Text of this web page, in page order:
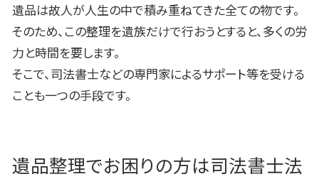
遺品は故人が人生の中で積み重ねてきた全ての物です。
そのため、この整理を遺族だけで行おうとすると、多くの労
力と時間を要します。
そこで、司法書士などの専門家によるサポート等を受ける
ことも一つの手段です。
遺品整理でお困りの方は司法書士法